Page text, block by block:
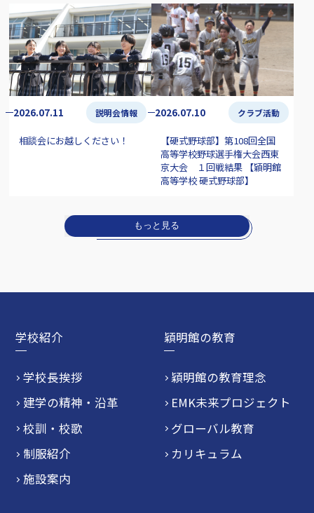
2026.07.11 説明会情報
相談会にお越しください！
2026.07.10 クラブ活動
【硬式野球部】第108回全国
高等学校野球選手権大会西東
京大会 １回戦結果 【穎明館
高等学校 硬式野球部】
もっと見る
学校紹介
学校長挨拶
建学の精神・沿革
校訓・校歌
制服紹介
施設案内
穎明館の教育
穎明館の教育理念
EMK未来プロジェクト
グローバル教育
カリキュラム